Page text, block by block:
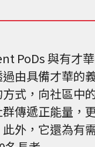
PoDs 與有才
由具備才華的
方式，向社區中
群傳遞正能量，
外，它還為有